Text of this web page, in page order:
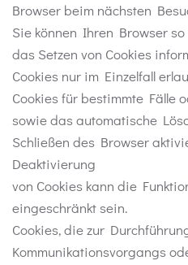
Browser beim nächsten
Sie können Ihren Browser
das Setzen von Cookies
Cookies nur im Einzelfall
Cookies für bestimmte Fälle
sowie das automatische
Schließen des Browser
Deaktivierung
von Cookies kann die
eingeschränkt sein.
Cookies, die zur
Kommunikationsvorgangs